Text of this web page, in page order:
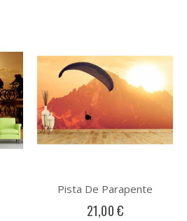
Pista De Parapente
21,00 €